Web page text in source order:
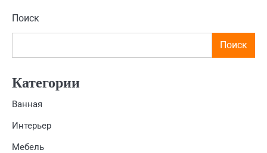
Поиск
Поиск
Категории
Ванная
Интерьер
Мебель